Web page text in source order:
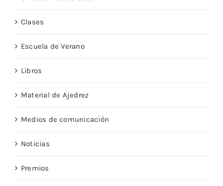
Clases
Escuela de Verano
Libros
Material de Ajedrez
Medios de comunicación
Noticias
Premios